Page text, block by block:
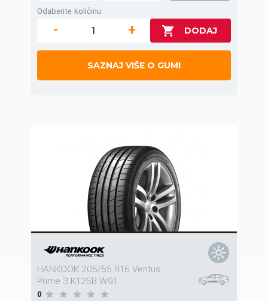
Odaberite količinu
- +
SAZNAJ VIŠE O GUMI
HANKOOK 205/55 R16 Ventus
Prime 3 K125B W91
0